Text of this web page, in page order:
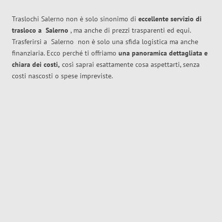
Traslochi Salerno non è solo sinonimo di eccellente servizio di
trasloco a Salerno , ma anche di prezzi trasparenti ed equi.
Trasferirsi a Salerno non è solo una sfida logistica ma anche
finanziaria. Ecco perché ti offriamo una panoramica dettagliata e
chiara dei costi, così saprai esattamente cosa aspettarti, senza
costi nascosti o spese impreviste.